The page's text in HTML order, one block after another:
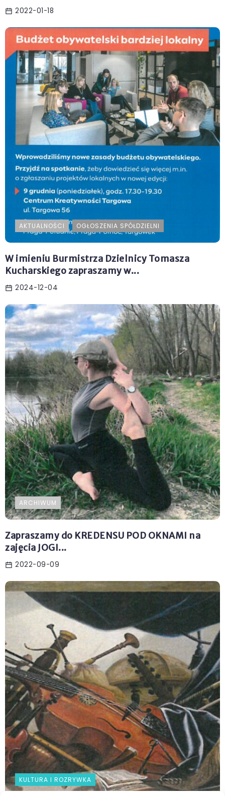
2022-01-18
AKTUALNOŚCI OGŁOSZENIA SPÓŁDZIELNI
W imieniu Burmistrza Dzielnicy Tomasza
Kucharskiego zapraszamy w...
2024-12-04
ARCHIWUM
Zapraszamy do KREDENSU POD OKNAMI na
zajęcia JOGI...
2022-09-09
KULTURA I ROZRYWKA